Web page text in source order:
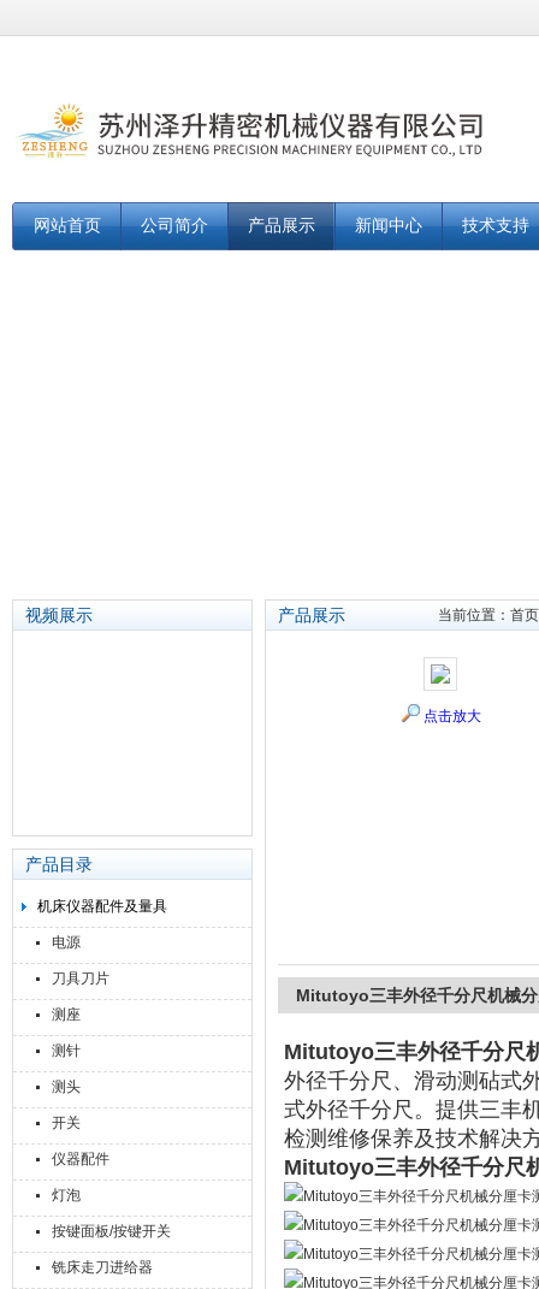
网站首页 公司简介 产品展示 新闻中心 技术支持
视频展示
产品目录
机床仪器配件及量具
电源
刀具刀片
测座
测针
测头
开关
仪器配件
灯泡
按键面板/按键开关
铣床走刀进给器
产品展示 当前位置： 首页
点击放大
Mitutoyo三丰外径千分尺机械
Mitutoyo三丰外径千分尺
外径千分尺、滑动测砧式
式外径千分尺。提供三丰
检测维修保养及技术解决
Mitutoyo三丰外径千分尺